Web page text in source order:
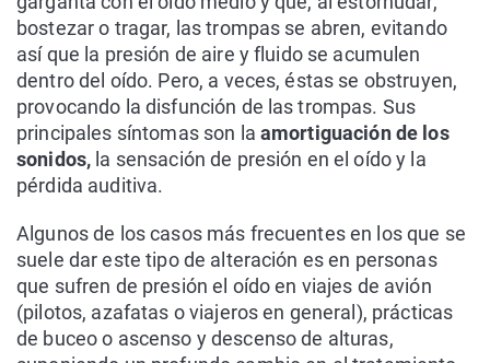
bostezar o tragar, las trompas se abren, evitando
así que la presión de aire y fluido se acumulen
dentro del oído. Pero, a veces, éstas se obstruyen,
provocando la disfunción de las trompas. Sus
principales síntomas son la amortiguación de los
sonidos, la sensación de presión en el oído y la
pérdida auditiva.
Algunos de los casos más frecuentes en los que se
suele dar este tipo de alteración es en personas
que sufren de presión el oído en viajes de avión
(pilotos, azafatas o viajeros en general), prácticas
de buceo o ascenso y descenso de alturas,